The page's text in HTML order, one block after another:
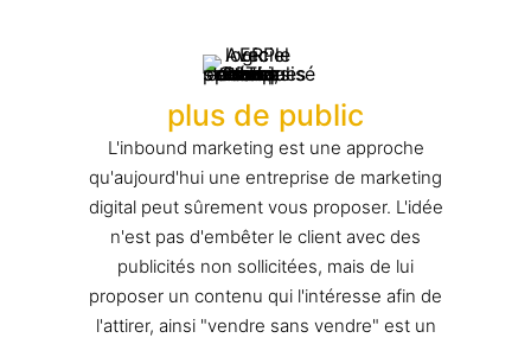
plus de public
L'inbound marketing est une approche
qu'aujourd'hui une entreprise de marketing
digital peut sûrement vous proposer. L'idée
n'est pas d'embêter le client avec des
publicités non sollicitées, mais de lui
proposer un contenu qui l'intéresse afin de
l'attirer, ainsi "vendre sans vendre" est un